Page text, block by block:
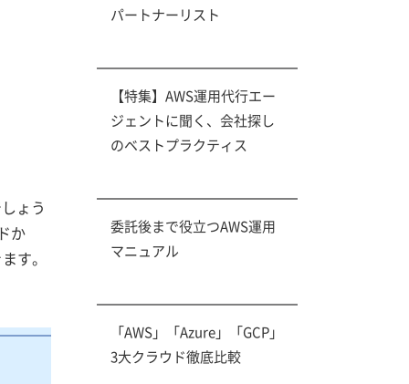
ょう
か
す。
パートナーリスト
【特集】AWS運用代行エー
ジェントに聞く、会社探し
のベストプラクティス
委託後まで役立つAWS運用
マニュアル
「AWS」「Azure」「GCP」
3大クラウド徹底比較